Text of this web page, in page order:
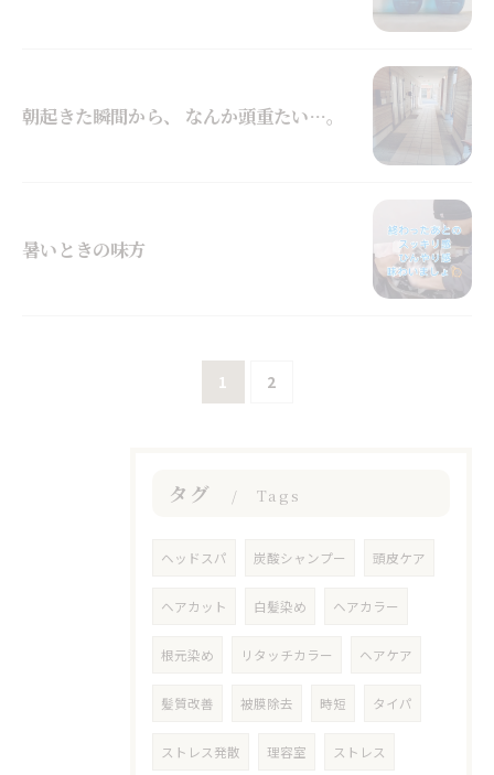
朝起きた瞬間から、 なんか頭重たい…。
暑いときの味方
1 2
タグ Tags
ヘッドスパ 炭酸シャンプー 頭皮ケア
ヘアカット 白髪染め ヘアカラー
根元染め リタッチカラー ヘアケア
髪質改善 被膜除去 時短 タイパ
ストレス発散 理容室 ストレス